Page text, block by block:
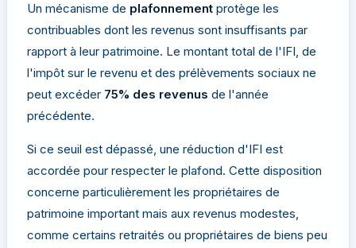
Un mécanisme de plafonnement protège les
contribuables dont les revenus sont insuffisants par
rapport à leur patrimoine. Le montant total de l'IFI, de
l'impôt sur le revenu et des prélèvements sociaux ne
peut excéder 75% des revenus de l'année
précédente.
Si ce seuil est dépassé, une réduction d'IFI est
accordée pour respecter le plafond. Cette disposition
concerne particulièrement les propriétaires de
patrimoine important mais aux revenus modestes,
comme certains retraités ou propriétaires de biens peu